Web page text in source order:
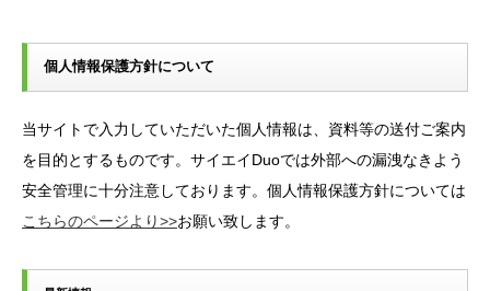
個人情報保護方針について
当サイトで入力していただいた個人情報は、資料等の送付ご案内
を目的とするものです。サイエイDuoでは外部への漏洩なきよう
安全管理に十分注意しております。個人情報保護方針については
こちらのページより>>お願い致します。